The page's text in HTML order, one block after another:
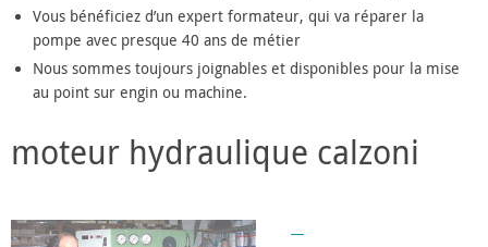
Vous bénéficiez d’un expert formateur, qui va réparer la
pompe avec presque 40 ans de métier
Nous sommes toujours joignables et disponibles pour la mise
au point sur engin ou machine.
moteur hydraulique calzoni